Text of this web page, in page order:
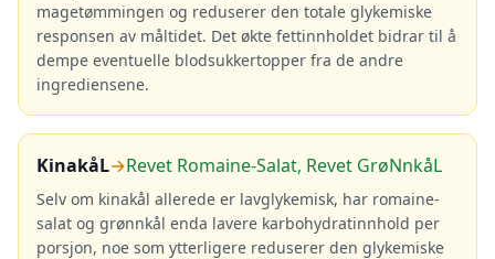
magetømmingen og reduserer den totale glykemiske
responsen av måltidet. Det økte fettinnholdet bidrar til å
dempe eventuelle blodsukkertopper fra de andre
ingrediensene.
KinakåL→Revet Romaine-Salat, Revet GrøNnkåL
Selv om kinakål allerede er lavglykemisk, har romaine-
salat og grønnkål enda lavere karbohydratinnhold per
porsjon, noe som ytterligere reduserer den glykemiske